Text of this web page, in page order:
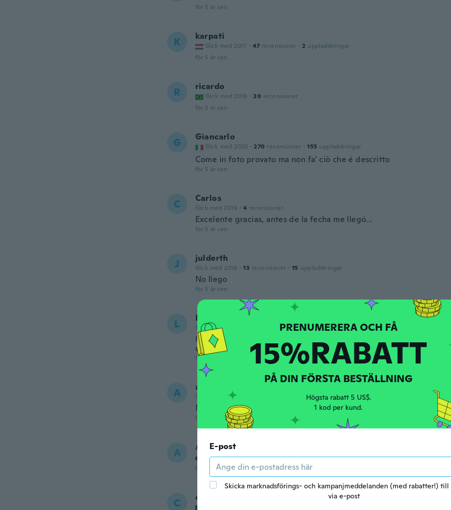
för 5 år sen
K karpati
Gick med 2017 · 47 recensioner · 2 uppladdningar
för 5 år sen
R ricardo
Gick med 2018 · 20 recensioner
för 5 år sen
G Giancarlo
Gick med 2020 · 270 recensioner · 155 uppladdningar
Come in foto provato ma non fa' ciò che é descritto
för 5 år sen
C Carlos
Gick med 2019 · 4 recensioner
Excelente gracias, antes de la fecha me llegó...
för 5 år sen
J julderth
Gick med 2018 · 13 recensioner · 15 uppladdningar
No llego
för 5 år sen
L Luis Vicente
Gick med 2019 recensioner · 5 uppladdningar
Funciona bien, correctamente, pero la calidad no es la mejor, el
deficiente, en todo caso relación calidad precio es aceptable.
för 5 år sen
A andres
Gick med 2020 uppladdningar
No sirve!!
för 5 år sen
А Аварийный комиссар
Gick med 2020 · 2 recensioner
för 6 år sen
C carlos
PRENUMERERA OCH FÅ
15%RABATT
PÅ DIN FÖRSTA BESTÄLLNING
Högsta rabatt 5 US$.
1 kod per kund.
E-post
Skicka marknadsförings- och kampanjmeddelanden (med rabatter!)
via e-post